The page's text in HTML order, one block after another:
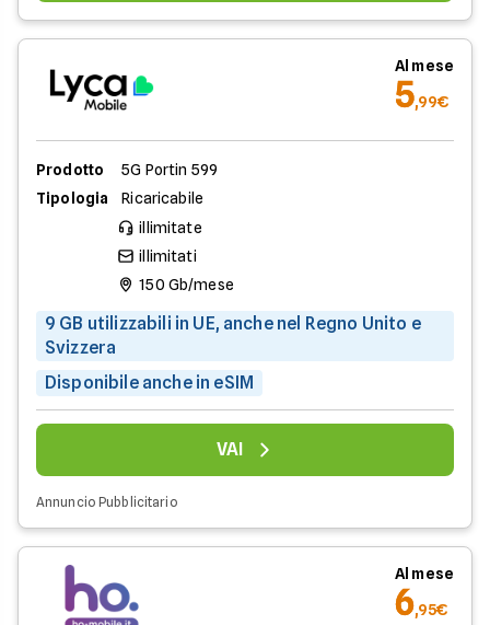
Al mese
5,99€
Prodotto
5G Portin 599
Tipologia
Ricaricabile
illimitate
illimitati
150 Gb/mese
9 GB utilizzabili in UE, anche nel Regno Unito e
Svizzera
Disponibile anche in eSIM
VAI
Annuncio Pubblicitario
Al mese
6,95€